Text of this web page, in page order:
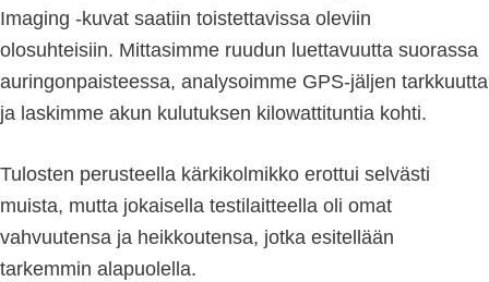
Imaging -kuvat saatiin toistettavissa oleviin
olosuhteisiin. Mittasimme ruudun luettavuutta suorassa
auringonpaisteessa, analysoimme GPS-jäljen tarkkuutta
ja laskimme akun kulutuksen kilowattituntia kohti.
Tulosten perusteella kärkikolmikko erottui selvästi
muista, mutta jokaisella testilaitteella oli omat
vahvuutensa ja heikkoutensa, jotka esitellään
tarkemmin alapuolella.